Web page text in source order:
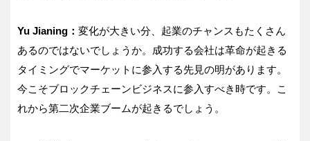
Yu Jianing： 変化が大きい分、起業のチャンスもたくさん
あるのではないでしょうか。成功する会社は革命が起きる
タイミングでマーケットに参入する先見の明があります。
今こそブロックチェーンビジネスに参入すべき時です。こ
れから第二次企業ブームが起きるでしょう。